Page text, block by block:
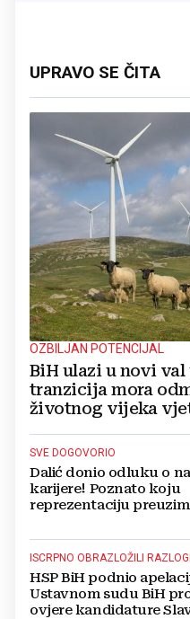
UPRAVO SE ČITA
OZBILJAN POTENCIJAL
BiH ulazi u novi val
tranzicija mora
životnog vijeka
SVE DOGOVORIO
Dalić donio odluku o
karijere! Poznato koju
reprezentaciju
ISCRPNO OBRAZLOŽILI
HSP BiH podnio
Ustavnom sudu BiH
ovjere kandidature